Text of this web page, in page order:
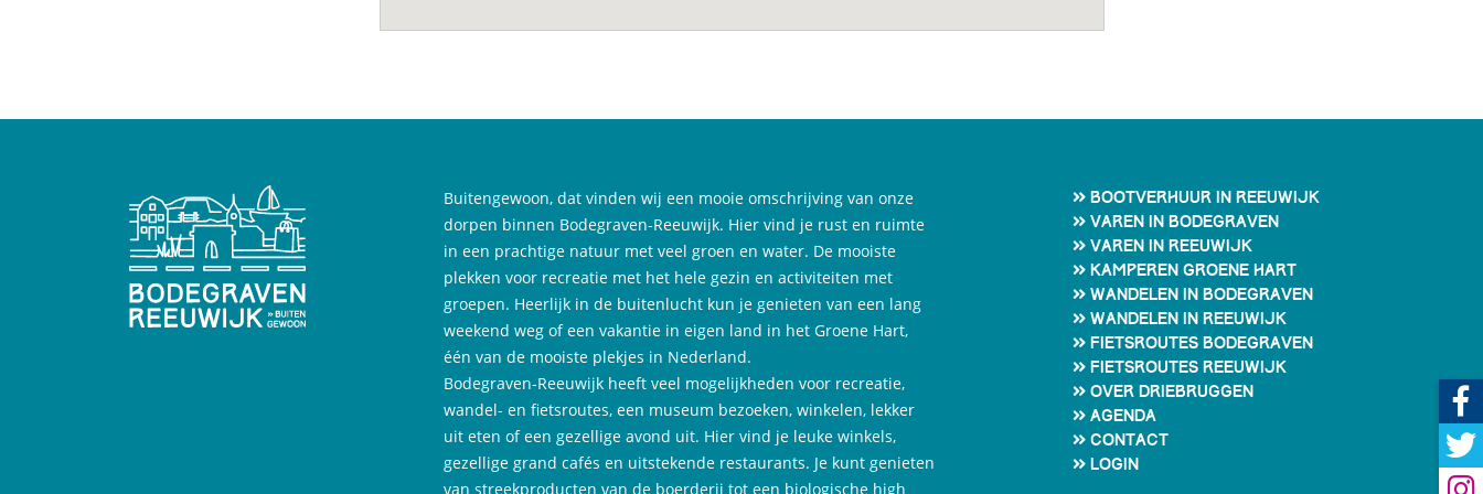
Buitengewoon, dat vinden wij een mooie omschrijving van onze
dorpen binnen Bodegraven-Reeuwijk. Hier vind je rust en ruimte
in een prachtige natuur met veel groen en water. De mooiste
plekken voor recreatie met het hele gezin en activiteiten met
groepen. Heerlijk in de buitenlucht kun je genieten van een lang
weekend weg of een vakantie in eigen land in het Groene Hart,
één van de mooiste plekjes in Nederland.
Bodegraven-Reeuwijk heeft veel mogelijkheden voor recreatie,
wandel- en fietsroutes, een museum bezoeken, winkelen, lekker
uit eten of een gezellige avond uit. Hier vind je leuke winkels,
gezellige grand cafés en uitstekende restaurants. Je kunt genieten
van streekproducten van de boerderij tot een biologische high
Bootverhuur in Reeuwijk
Varen in Bodegraven
Varen in Reeuwijk
Kamperen Groene Hart
Wandelen in Bodegraven
Wandelen in Reeuwijk
Fietsroutes Bodegraven
Fietsroutes Reeuwijk
Over Driebruggen
Agenda
Contact
Login